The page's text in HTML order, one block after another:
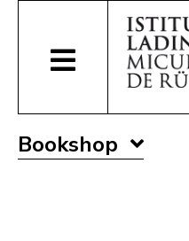
Bookshop